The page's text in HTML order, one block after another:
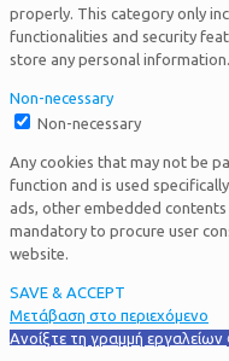
properly. This category only
functionalities and security
store any personal information.
Non-necessary
Non-necessary
Any cookies that may not be
function and is used
ads, other embedded
mandatory to procure user
website.
SAVE & ACCEPT
Μετάβαση στο περιεχόμενο
Ανοίξτε τη γραμμή εργαλείων